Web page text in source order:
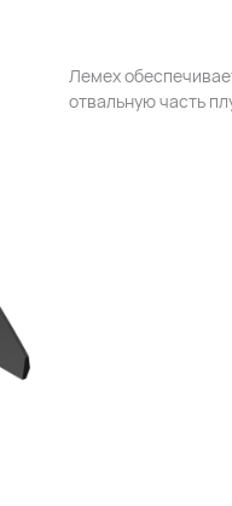
Лемех
отвальную часть